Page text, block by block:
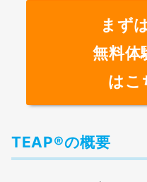
まず
無料体
はこ
TEAP®の概要